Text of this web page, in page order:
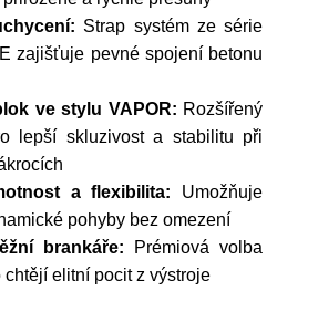
Strap systém ze série
zajišťuje pevné spojení betonu
ve stylu VAPOR: Rozšířený
lepší skluzivost a stabilitu při
a flexibilita: Umožňuje
pohyby bez omezení
brankáře: Prémiová volba
chtějí elitní pocit z výstroje